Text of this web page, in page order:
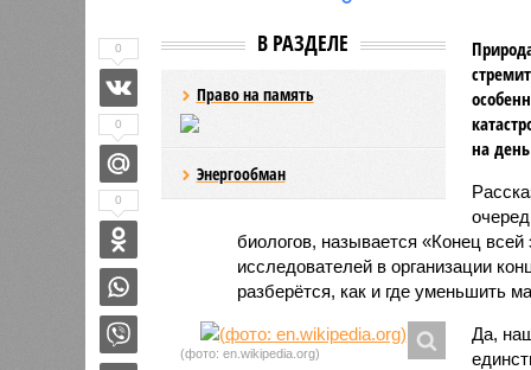
В РАЗДЕЛЕ
Право на память
Энергообман
на
биологов, называется «Конец
исследователей в организации
разберётся, как и где уменьшить
(фото: en.wikipedia.org)
Да,
0
0
0